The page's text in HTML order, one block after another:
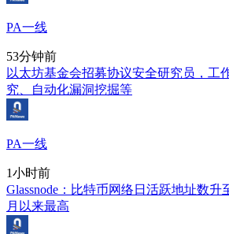
PA一线
53分钟前
以太坊基金会招募协议安全研究员，工
究、自动化漏洞挖掘等
PA一线
1小时前
Glassnode：比特币网络日活跃地址数升
月以来最高